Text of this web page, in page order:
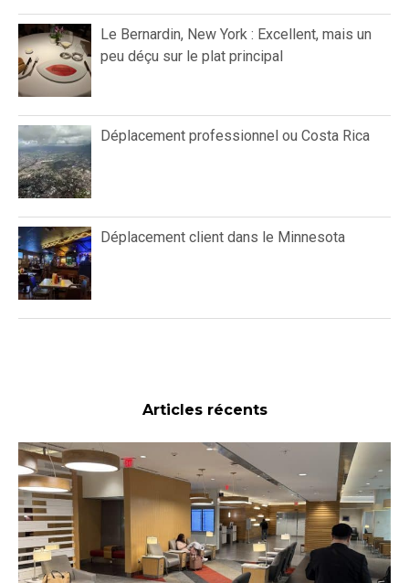
Le Bernardin, New York : Excellent, mais un
peu déçu sur le plat principal
Déplacement professionnel ou Costa Rica
Déplacement client dans le Minnesota
Articles récents